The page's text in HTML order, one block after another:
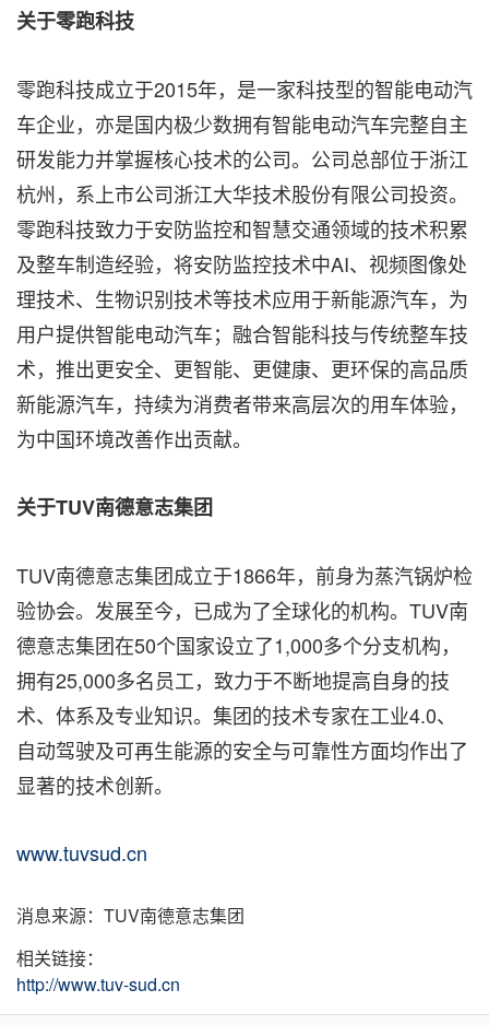
关于零跑科技
零跑科技成立于2015年，是一家科技型的智能电动汽
车企业，亦是国内极少数拥有智能电动汽车完整自主
研发能力并掌握核心技术的公司。公司总部位于浙江
杭州，系上市公司浙江大华技术股份有限公司投资。
零跑科技致力于安防监控和智慧交通领域的技术积累
及整车制造经验，将安防监控技术中AI、视频图像处
理技术、生物识别技术等技术应用于新能源汽车，为
用户提供智能电动汽车；融合智能科技与传统整车技
术，推出更安全、更智能、更健康、更环保的高品质
新能源汽车，持续为消费者带来高层次的用车体验，
为中国环境改善作出贡献。
关于TUV南德意志集团
TUV南德意志集团成立于1866年，前身为蒸汽锅炉检
验协会。发展至今，已成为了全球化的机构。TUV南
德意志集团在50个国家设立了1,000多个分支机构，
拥有25,000多名员工，致力于不断地提高自身的技
术、体系及专业知识。集团的技术专家在工业4.0、
自动驾驶及可再生能源的安全与可靠性方面均作出了
显著的技术创新。
www.tuvsud.cn
消息来源：TUV南德意志集团
相关链接：
http://www.tuv-sud.cn